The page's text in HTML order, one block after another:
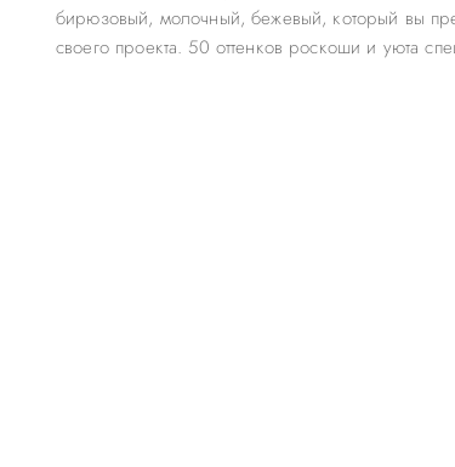
бирюзовый, молочный, бежевый, который вы
своего проекта. 50 оттенков роскоши и уюта